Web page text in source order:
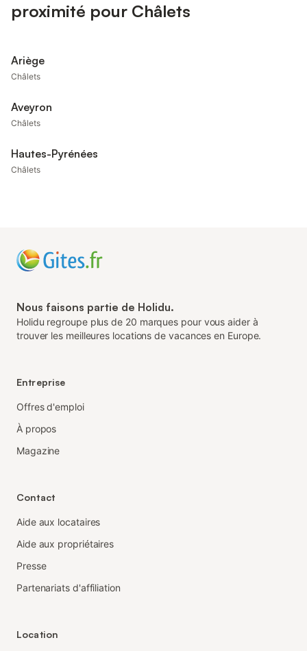
proximité pour Châlets
Ariège
Châlets
Aveyron
Châlets
Hautes-Pyrénées
Châlets
Nous faisons partie de Holidu.
Holidu regroupe plus de 20 marques pour vous aider à
trouver les meilleures locations de vacances en Europe.
Entreprise
Offres d'emploi
À propos
Magazine
Contact
Aide aux locataires
Aide aux propriétaires
Presse
Partenariats d'affiliation
Location